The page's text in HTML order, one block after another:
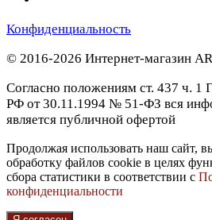
Конфиденциальность
© 2016-2026 Интернет-магазин
Согласно положениям ст. 437 ч. 1
РФ от 30.11.1994 № 51-ФЗ вся
является публичной офертой
Продолжая использовать наш сайт,
обработку файлов cookie в целях
сбора статистики в соответствии с
конфиденциальности